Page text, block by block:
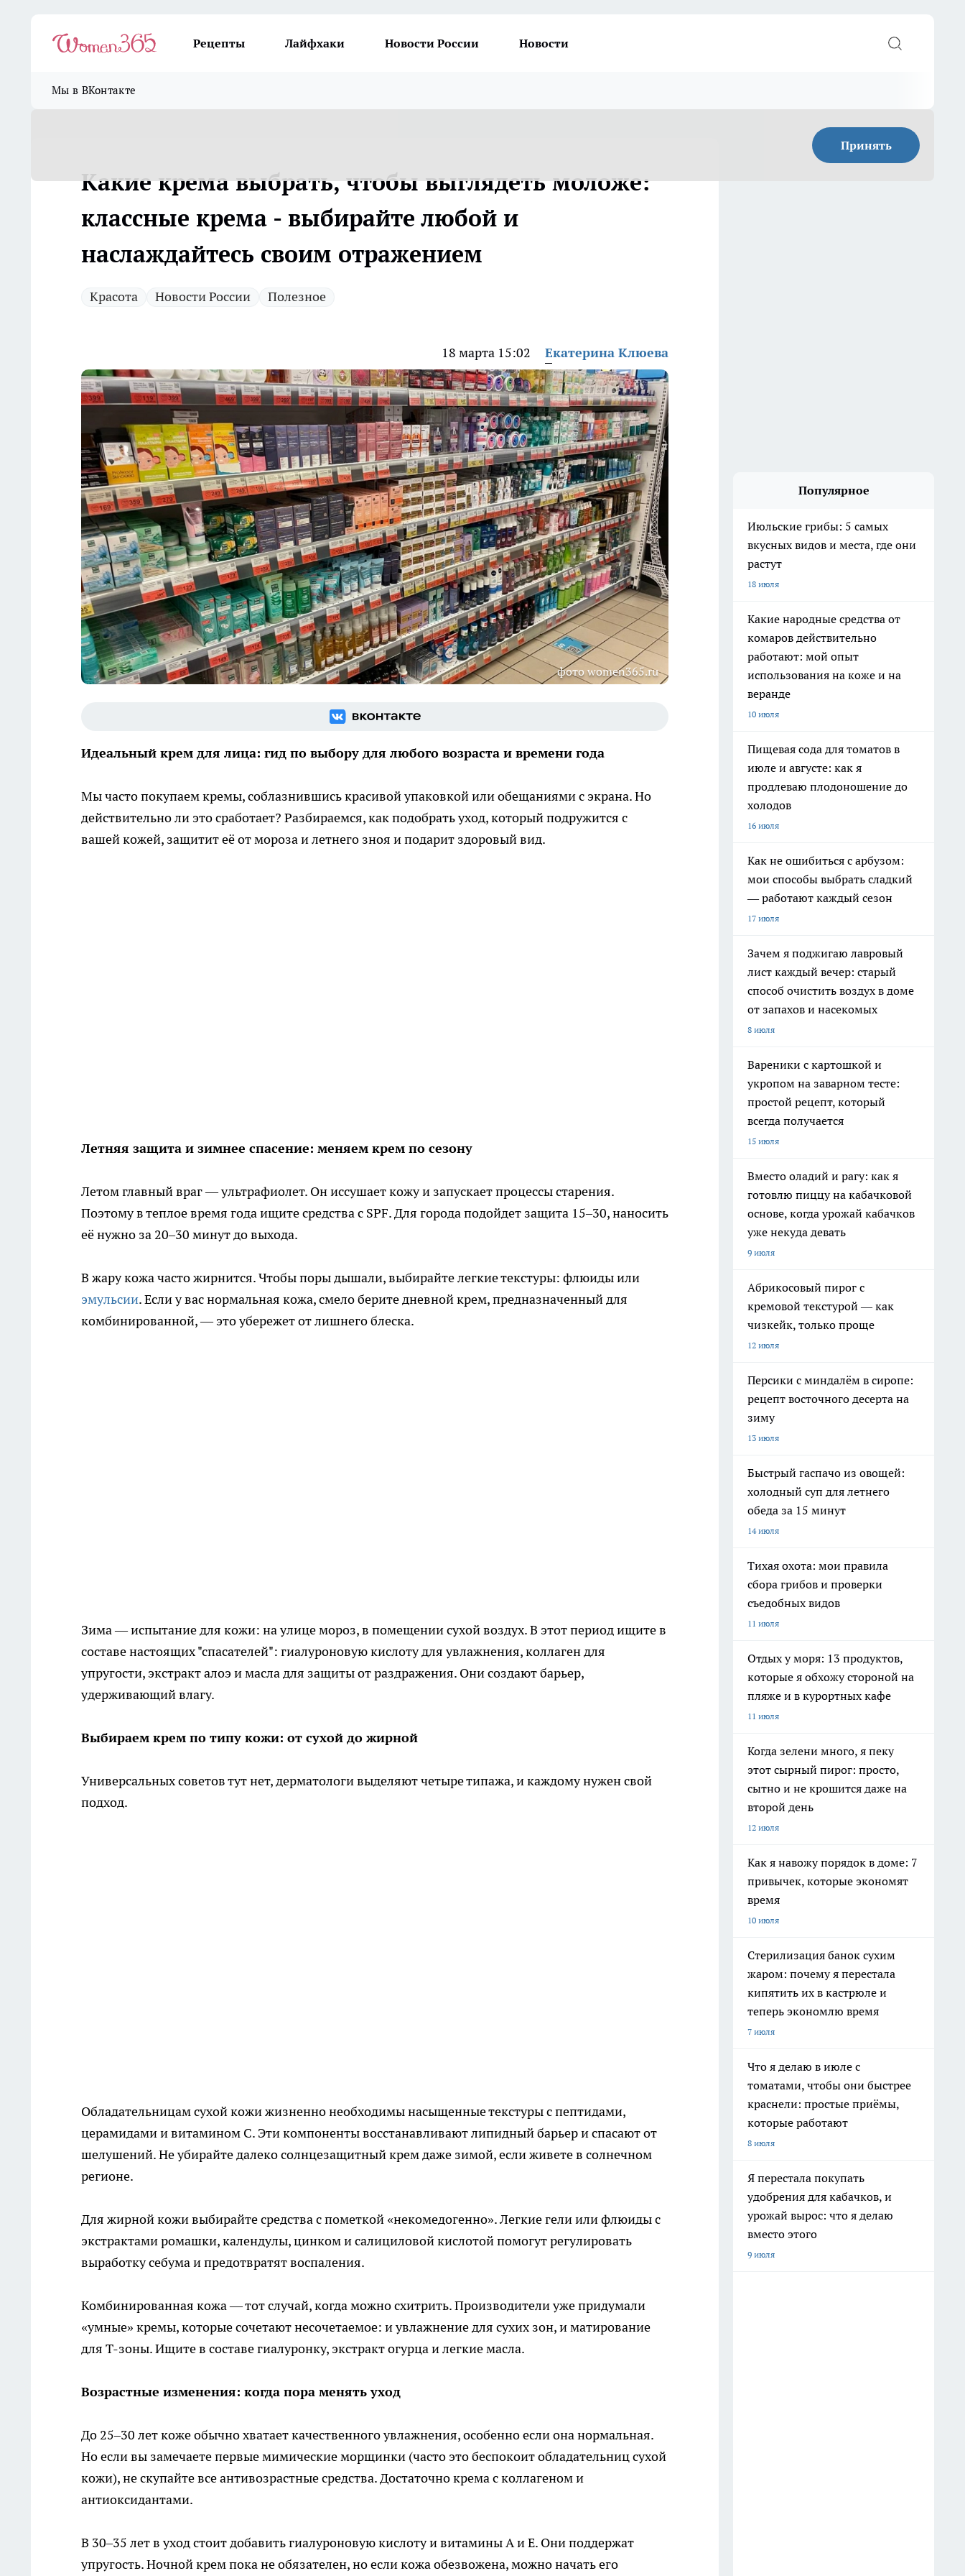
Рецепты Лайфхаки Новости России Новости
Мы в ВКонтакте
Принять
Какие крема выбрать, чтобы выглядеть моложе:
классные крема - выбирайте любой и
наслаждайтесь своим отражением
Красота Новости России Полезное
18 марта 15:02 Екатерина Клюева
фото women365.ru
Идеальный крем для лица: гид по выбору для любого возраста и времени года
Мы часто покупаем кремы, соблазнившись красивой упаковкой или обещаниями с экрана. Но
действительно ли это сработает? Разбираемся, как подобрать уход, который подружится с
вашей кожей, защитит её от мороза и летнего зноя и подарит здоровый вид.
Летняя защита и зимнее спасение: меняем крем по сезону
Летом главный враг — ультрафиолет. Он иссушает кожу и запускает процессы старения.
Поэтому в теплое время года ищите средства с SPF. Для города подойдет защита 15–30, наносить
её нужно за 20–30 минут до выхода.
В жару кожа часто жирнится. Чтобы поры дышали, выбирайте легкие текстуры: флюиды или
эмульсии. Если у вас нормальная кожа, смело берите дневной крем, предназначенный для
комбинированной, — это убережет от лишнего блеска.
Зима — испытание для кожи: на улице мороз, в помещении сухой воздух. В этот период ищите в
составе настоящих "спасателей": гиалуроновую кислоту для увлажнения, коллаген для
упругости, экстракт алоэ и масла для защиты от раздражения. Они создают барьер,
удерживающий влагу.
Выбираем крем по типу кожи: от сухой до жирной
Универсальных советов тут нет, дерматологи выделяют четыре типажа, и каждому нужен свой
подход.
Обладательницам сухой кожи жизненно необходимы насыщенные текстуры с пептидами,
церамидами и витамином С. Эти компоненты восстанавливают липидный барьер и спасают от
шелушений. Не убирайте далеко солнцезащитный крем даже зимой, если живете в солнечном
регионе.
Для жирной кожи выбирайте средства с пометкой «некомедогенно». Легкие гели или флюиды с
экстрактами ромашки, календулы, цинком и салициловой кислотой помогут регулировать
выработку себума и предотвратят воспаления.
Комбинированная кожа — тот случай, когда можно схитрить. Производители уже придумали
«умные» кремы, которые сочетают несочетаемое: и увлажнение для сухих зон, и матирование
для Т-зоны. Ищите в составе гиалуронку, экстракт огурца и легкие масла.
Возрастные изменения: когда пора менять уход
До 25–30 лет коже обычно хватает качественного увлажнения, особенно если она нормальная.
Но если вы замечаете первые мимические морщинки (часто это беспокоит обладательниц сухой
кожи), не скупайте все антивозрастные средства. Достаточно крема с коллагеном и
антиоксидантами.
В 30–35 лет в уход стоит добавить гиалуроновую кислоту и витамины А и Е. Они поддержат
упругость. Ночной крем пока не обязателен, но если кожа обезвожена, можно начать его
Популярное
Июльские грибы: 5 самых
вкусных видов и места, где они
растут
18 июля
Какие народные средства от
комаров действительно
работают: мой опыт
использования на коже и на
веранде
10 июля
Пищевая сода для томатов в
июле и августе: как я
продлеваю плодоношение до
холодов
16 июля
Как не ошибиться с арбузом:
мои способы выбрать сладкий
— работают каждый сезон
17 июля
Зачем я поджигаю лавровый
лист каждый вечер: старый
способ очистить воздух в доме
от запахов и насекомых
8 июля
Вареники с картошкой и
укропом на заварном тесте:
простой рецепт, который
всегда получается
15 июля
Вместо оладий и рагу: как я
готовлю пиццу на кабачковой
основе, когда урожай кабачков
уже некуда девать
9 июля
Абрикосовый пирог с
кремовой текстурой — как
чизкейк, только проще
12 июля
Персики с миндалём в сиропе:
рецепт восточного десерта на
зиму
13 июля
Быстрый гаспачо из овощей:
холодный суп для летнего
обеда за 15 минут
14 июля
Тихая охота: мои правила
сбора грибов и проверки
съедобных видов
11 июля
Отдых у моря: 13 продуктов,
которые я обхожу стороной на
пляже и в курортных кафе
11 июля
Когда зелени много, я пеку
этот сырный пирог: просто,
сытно и не крошится даже на
второй день
12 июля
Как я навожу порядок в доме: 7
привычек, которые экономят
время
10 июля
Стерилизация банок сухим
жаром: почему я перестала
кипятить их в кастрюле и
теперь экономлю время
7 июля
Что я делаю в июле с
томатами, чтобы они быстрее
краснели: простые приёмы,
которые работают
8 июля
Я перестала покупать
удобрения для кабачков, и
урожай вырос: что я делаю
вместо этого
9 июля